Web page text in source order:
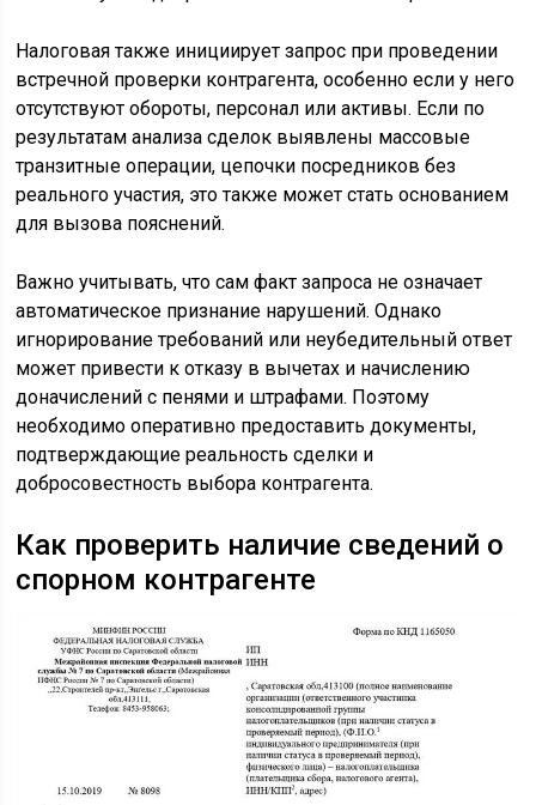
Налоговая также инициирует запрос при проведении
встречной проверки контрагента, особенно если у него
отсутствуют обороты, персонал или активы. Если по
результатам анализа сделок выявлены массовые
транзитные операции, цепочки посредников без
реального участия, это также может стать основанием
для вызова пояснений.
Важно учитывать, что сам факт запроса не означает
автоматическое признание нарушений. Однако
игнорирование требований или неубедительный ответ
может привести к отказу в вычетах и начислению
доначислений с пенями и штрафами. Поэтому
необходимо оперативно предоставить документы,
подтверждающие реальность сделки и
добросовестность выбора контрагента.
Как проверить наличие сведений о
спорном контрагенте